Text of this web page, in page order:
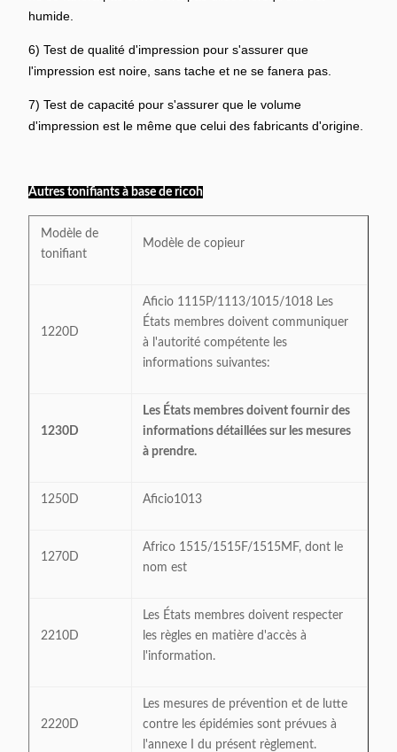
humide.
6) Test de qualité d'impression pour s'assurer que
l'impression est noire, sans tache et ne se fanera pas.
7) Test de capacité pour s'assurer que le volume
d'impression est le même que celui des fabricants d'origine.
Autres tonifiants à base de ricoh
Modèle de
tonifiant
Modèle de copieur
1220D
Aficio 1115P/1113/1015/1018 Les
États membres doivent communiquer
à l'autorité compétente les
informations suivantes:
1230D
Les États membres doivent fournir des
informations détaillées sur les mesures
à prendre.
1250D Aficio1013
1270D
Africo 1515/1515F/1515MF, dont le
nom est
2210D
Les États membres doivent respecter
les règles en matière d'accès à
l'information.
2220D
Les mesures de prévention et de lutte
contre les épidémies sont prévues à
l'annexe I du présent règlement.